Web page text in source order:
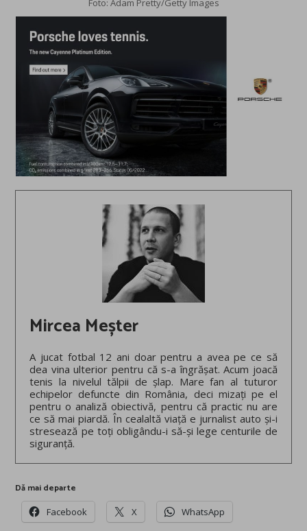
Foto: Adam Pretty/Getty Images
Mircea Meșter
A jucat fotbal 12 ani doar pentru a avea pe ce să
dea vina ulterior pentru că s-a îngrășat. Acum joacă
tenis la nivelul tălpii de șlap. Mare fan al tuturor
echipelor defuncte din România, deci mizați pe el
pentru o analiză obiectivă, pentru că practic nu are
ce să mai piardă. În cealaltă viață e jurnalist auto și-i
stresează pe toți obligându-i să-și lege centurile de
siguranță.
Dă mai departe
Facebook X WhatsApp